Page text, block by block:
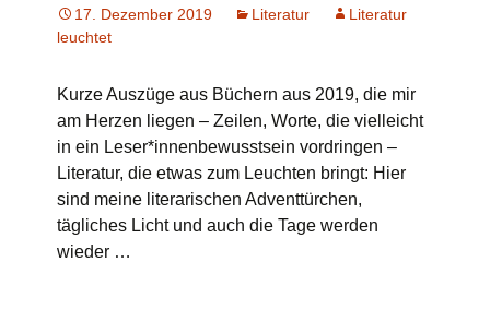
17. Dezember 2019 Literatur
Literatur
leuchtet
Kurze Auszüge aus Büchern aus 2019, die mir
am Herzen liegen – Zeilen, Worte, die vielleicht
in ein Leser*innenbewusstsein vordringen –
Literatur, die etwas zum Leuchten bringt: Hier
sind meine literarischen Adventtürchen,
tägliches Licht und auch die Tage werden
wieder …